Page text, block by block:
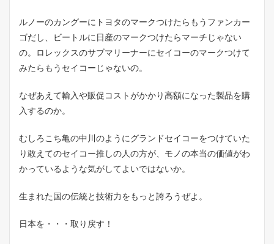
ルノーのカングーにトヨタのマークつけたらもうファンカー
ゴだし、ビートルに日産のマークつけたらマーチじゃない
の。ロレックスのサブマリーナーにセイコーのマークつけて
みたらもうセイコーじゃないの。
なぜあえて輸入や販促コストがかかり高額になった製品を購
入するのか。
むしろこち亀の中川のようにグランドセイコーをつけていた
り敢えてのセイコー推しの人の方が、モノの本当の価値がわ
かっているような気がしてよいではないか。
生まれた国の伝統と技術力をもっと誇ろうぜよ。
日本を・・・取り戻す！